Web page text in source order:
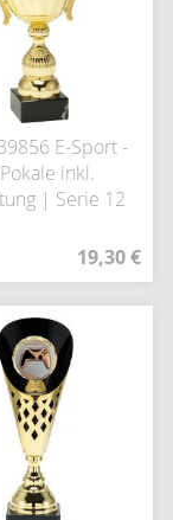
E-Sport -
inkl.
| Serie 12
19,30 €